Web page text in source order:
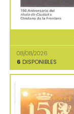
08/08/2026
6 DISPONIBLES